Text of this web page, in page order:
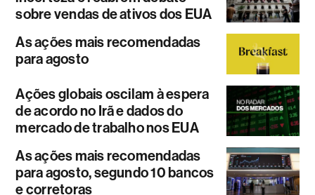
sobre vendas de ativos dos EUA
As ações mais recomendadas
para agosto
Ações globais oscilam à espera
de acordo no Irã e dados do
mercado de trabalho nos EUA
As ações mais recomendadas
para agosto, segundo 10 bancos
e corretoras